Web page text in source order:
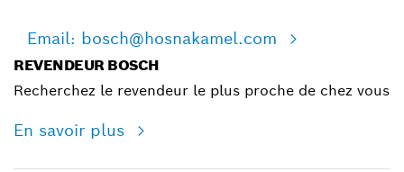
Email: bosch@hosnakamel.com
REVENDEUR BOSCH
Recherchez le revendeur le plus proche de chez vous
En savoir plus